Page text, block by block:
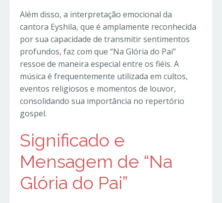
Além disso, a interpretação emocional da
cantora Eyshila, que é amplamente reconhecida
por sua capacidade de transmitir sentimentos
profundos, faz com que “Na Glória do Pai”
ressoe de maneira especial entre os fiéis. A
música é frequentemente utilizada em cultos,
eventos religiosos e momentos de louvor,
consolidando sua importância no repertório
gospel.
Significado e
Mensagem de “Na
Glória do Pai”